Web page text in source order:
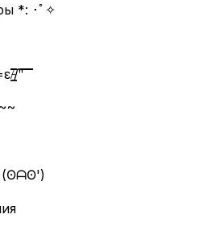
*: ･ﾟ✧
̵͇̿̿/'̿'̿
(ʘᗩʘ')